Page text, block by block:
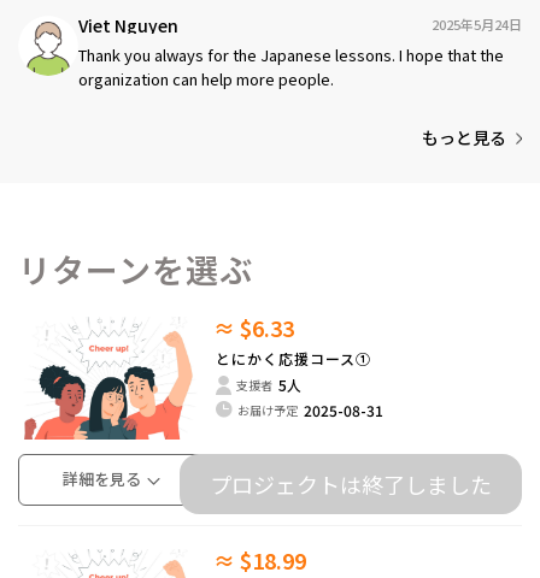
Viet Nguyen 2025年5月24日
Thank you always for the Japanese lessons. I hope that the
organization can help more people.
もっと見る
リターンを選ぶ
≈ $6.33
とにかく応援コース①
支援者 5人
お届け予定 2025-08-31
詳細を見る プロジェクトは終了しました
≈ $18.99